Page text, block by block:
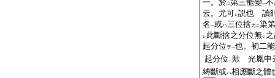
一。於二第三能變一不
云。尤可レ説也 讀
名 一或ハ三位捨カ 二染
レ此斷捨之分位無レ
起分位 ヲ一也。初二
起分位一歟 光胤申
縛斷或ハ相應斷之體